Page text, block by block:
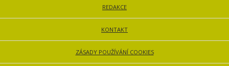
REDAKCE
KONTAKT
ZÁSADY POUŽÍVÁNÍ COOKIES